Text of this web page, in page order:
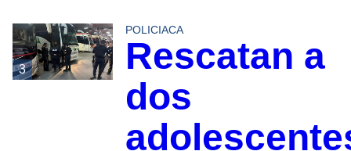
3
POLICIACA
Rescatan a
dos